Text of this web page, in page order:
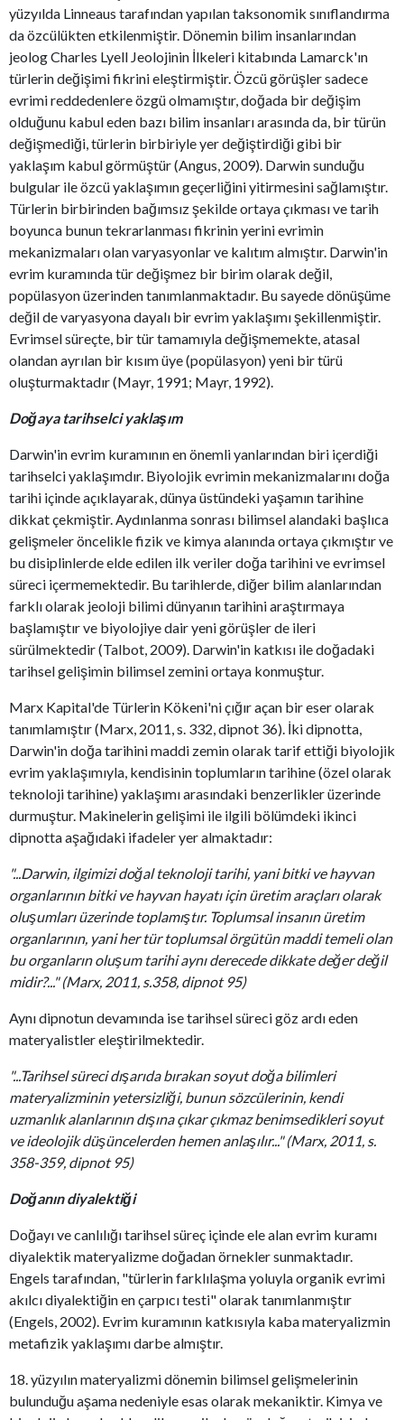
yüzyılda Linneaus tarafından yapılan taksonomik sınıflandırma
da özcülükten etkilenmiştir. Dönemin bilim insanlarından
jeolog Charles Lyell Jeolojinin İlkeleri kitabında Lamarck'ın
türlerin değişimi fikrini eleştirmiştir. Özcü görüşler sadece
evrimi reddedenlere özgü olmamıştır, doğada bir değişim
olduğunu kabul eden bazı bilim insanları arasında da, bir türün
değişmediği, türlerin birbiriyle yer değiştirdiği gibi bir
yaklaşım kabul görmüştür (Angus, 2009). Darwin sunduğu
bulgular ile özcü yaklaşımın geçerliğini yitirmesini sağlamıştır.
Türlerin birbirinden bağımsız şekilde ortaya çıkması ve tarih
boyunca bunun tekrarlanması fikrinin yerini evrimin
mekanizmaları olan varyasyonlar ve kalıtım almıştır. Darwin'in
evrim kuramında tür değişmez bir birim olarak değil,
popülasyon üzerinden tanımlanmaktadır. Bu sayede dönüşüme
değil de varyasyona dayalı bir evrim yaklaşımı şekillenmiştir.
Evrimsel süreçte, bir tür tamamıyla değişmemekte, atasal
olandan ayrılan bir kısım üye (popülasyon) yeni bir türü
oluşturmaktadır (Mayr, 1991; Mayr, 1992).
Doğaya tarihselci yaklaşım
Darwin'in evrim kuramının en önemli yanlarından biri içerdiği
tarihselci yaklaşımdır. Biyolojik evrimin mekanizmalarını doğa
tarihi içinde açıklayarak, dünya üstündeki yaşamın tarihine
dikkat çekmiştir. Aydınlanma sonrası bilimsel alandaki başlıca
gelişmeler öncelikle fizik ve kimya alanında ortaya çıkmıştır ve
bu disiplinlerde elde edilen ilk veriler doğa tarihini ve evrimsel
süreci içermemektedir. Bu tarihlerde, diğer bilim alanlarından
farklı olarak jeoloji bilimi dünyanın tarihini araştırmaya
başlamıştır ve biyolojiye dair yeni görüşler de ileri
sürülmektedir (Talbot, 2009). Darwin'in katkısı ile doğadaki
tarihsel gelişimin bilimsel zemini ortaya konmuştur.
Marx Kapital'de Türlerin Kökeni'ni çığır açan bir eser olarak
tanımlamıştır (Marx, 2011, s. 332, dipnot 36). İki dipnotta,
Darwin'in doğa tarihini maddi zemin olarak tarif ettiği biyolojik
evrim yaklaşımıyla, kendisinin toplumların tarihine (özel olarak
teknoloji tarihine) yaklaşımı arasındaki benzerlikler üzerinde
durmuştur. Makinelerin gelişimi ile ilgili bölümdeki ikinci
dipnotta aşağıdaki ifadeler yer almaktadır:
"...Darwin, ilgimizi doğal teknoloji tarihi, yani bitki ve hayvan
organlarının bitki ve hayvan hayatı için üretim araçları olarak
oluşumları üzerinde toplamıştır. Toplumsal insanın üretim
organlarının, yani her tür toplumsal örgütün maddi temeli olan
bu organların oluşum tarihi aynı derecede dikkate değer değil
midir?..." (Marx, 2011, s.358, dipnot 95)
Aynı dipnotun devamında ise tarihsel süreci göz ardı eden
materyalistler eleştirilmektedir.
"...Tarihsel süreci dışarıda bırakan soyut doğa bilimleri
materyalizminin yetersizliği, bunun sözcülerinin, kendi
uzmanlık alanlarının dışına çıkar çıkmaz benimsedikleri soyut
ve ideolojik düşüncelerden hemen anlaşılır..." (Marx, 2011, s.
358-359, dipnot 95)
Doğanın diyalektiği
Doğayı ve canlılığı tarihsel süreç içinde ele alan evrim kuramı
diyalektik materyalizme doğadan örnekler sunmaktadır.
Engels tarafından, "türlerin farklılaşma yoluyla organik evrimi
akılcı diyalektiğin en çarpıcı testi" olarak tanımlanmıştır
(Engels, 2002). Evrim kuramının katkısıyla kaba materyalizmin
metafizik yaklaşımı darbe almıştır.
18. yüzyılın materyalizmi dönemin bilimsel gelişmelerinin
bulunduğu aşama nedeniyle esas olarak mekaniktir. Kimya ve